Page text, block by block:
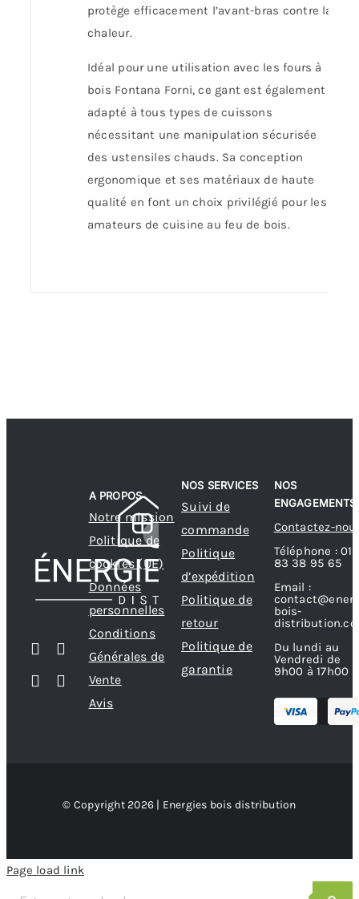
protège efficacement l’avant-bras contre la
chaleur.
Idéal pour une utilisation avec les fours à
bois Fontana Forni, ce gant est également
adapté à tous types de cuissons
nécessitant une manipulation sécurisée
des ustensiles chauds. Sa conception
ergonomique et ses matériaux de haute
qualité en font un choix privilégié pour les
amateurs de cuisine au feu de bois.
A PROPOS
Notre mission
Politique de
cookies (UE)
Données
personnelles
Conditions
Générales de
Vente
Avis
NOS SERVICES
Suivi de
commande
Politique
d’expédition
Politique de
retour
Politique de
garantie
NOS
ENGAGEMENTS
Contactez-
Téléphone : 01
83 38 95 65
Email :
bois-
Du lundi au
Vendredi de
9h00 à 17h00
© Copyright 2026 | Energies bois distribution
Page load link